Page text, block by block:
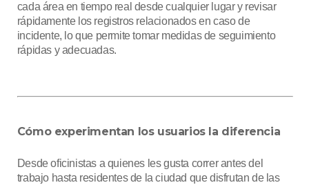
cada área en tiempo real desde cualquier lugar y revisar
rápidamente los registros relacionados en caso de
incidente, lo que permite tomar medidas de seguimiento
rápidas y adecuadas.
Cómo experimentan los usuarios la diferencia
Desde oficinistas a quienes les gusta correr antes del
trabajo hasta residentes de la ciudad que disfrutan de las